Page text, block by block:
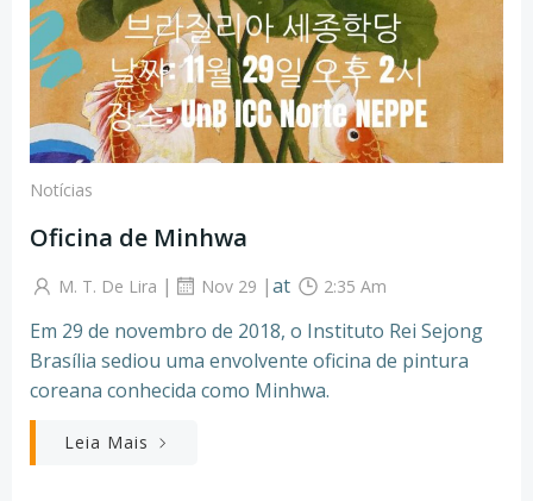
Notícias
Oficina de Minhwa
M. T. De Lira | Nov 29 |at 2:35 Am
Em 29 de novembro de 2018, o Instituto Rei Sejong
Brasília sediou uma envolvente oficina de pintura
coreana conhecida como Minhwa.
Leia Mais